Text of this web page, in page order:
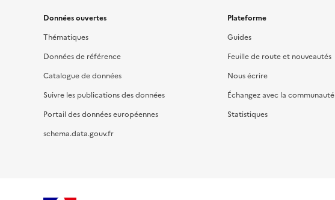
Données ouvertes
Thématiques
Données de référence
Catalogue de données
Suivre les publications des données
Portail des données européennes
schema.data.gouv.fr
Plateforme
Guides
Feuille de route et nouveautés
Nous écrire
Échangez avec la communauté
Statistiques